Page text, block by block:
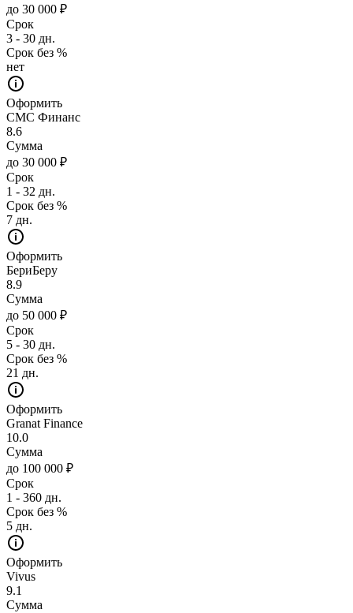
до 30 000 ₽
Срок
3 - 30 дн.
Срок без %
нет
Оформить
СМС Финанс
8.6
Сумма
до 30 000 ₽
Срок
1 - 32 дн.
Срок без %
7 дн.
Оформить
БериБеру
8.9
Сумма
до 50 000 ₽
Срок
5 - 30 дн.
Срок без %
21 дн.
Оформить
Granat Finance
10.0
Сумма
до 100 000 ₽
Срок
1 - 360 дн.
Срок без %
5 дн.
Оформить
Vivus
9.1
Сумма